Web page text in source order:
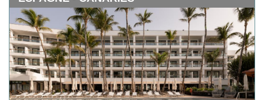
soleil par an. L'hôtel est très engagé envers
la protection de l'environnement et a donc
lancé un programme de développement
durable associant des démarches
économiques et écologiques. Profitez d'une
oasis de luxe à deux, en famille ou entre
amis sur l'île de Grande Canarie qui vous
promet des vacances inoubliables.